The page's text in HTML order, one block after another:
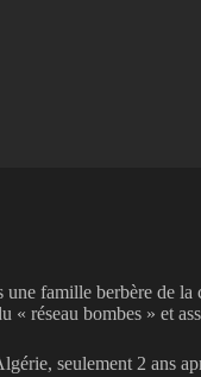
famille berbère de
« réseau bombes » et
seulement 2 ans